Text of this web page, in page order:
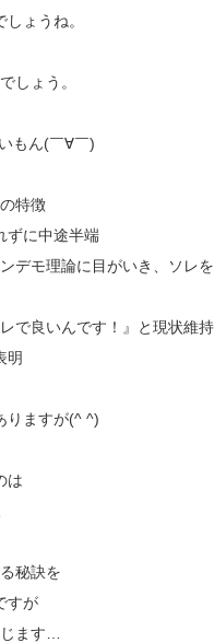
ょうね。
しょう。
もん(￣∀￣)
特徴
ずに中途半端
デモ理論に目がいき、ソレを
で良いんです！』と現状維持
明
りますが(^ ^)
は
秘訣を
すが
ます…